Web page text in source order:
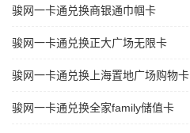
骏网一卡通兑换商银通巾帼卡
骏网一卡通兑换正大广场无限卡
骏网一卡通兑换上海置地广场购物卡
骏网一卡通兑换全家family储值卡